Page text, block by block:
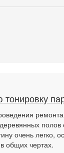
тонировку
очень легко,
общих чертах.